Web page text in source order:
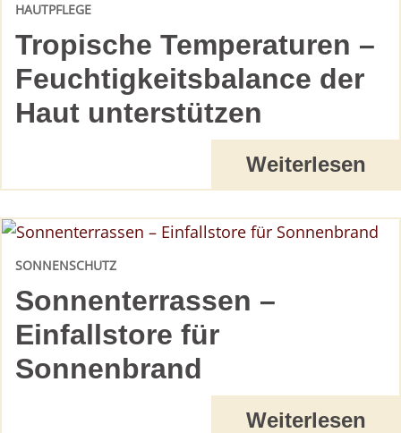
Tropische Temperaturen –
Feuchtigkeitsbalance der
Haut unterstützen
HAUTPFLEGE
Weiterlesen
Sonnenterrassen –
Einfallstore für
Sonnenbrand
SONNENSCHUTZ
Weiterlesen